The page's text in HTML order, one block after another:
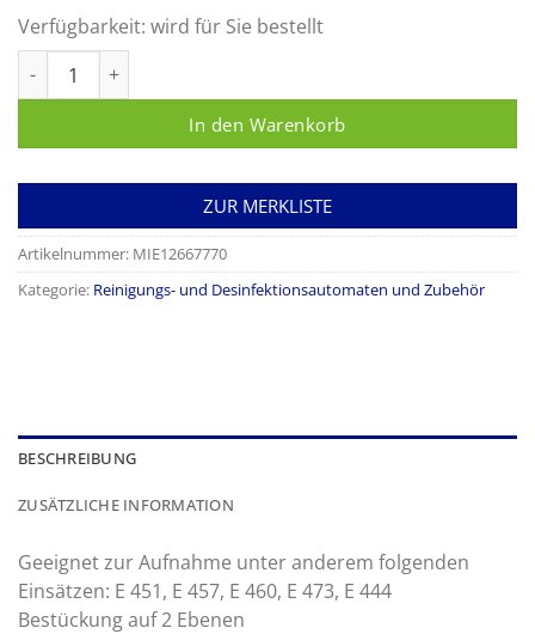
Verfügbarkeit: wird für Sie bestellt
In den Warenkorb
ZUR MERKLISTE
Artikelnummer: MIE12667770
Kategorie: Reinigungs- und Desinfektionsautomaten und Zubehör
BESCHREIBUNG
ZUSÄTZLICHE INFORMATION
Geeignet zur Aufnahme unter anderem folgenden
Einsätzen: E 451, E 457, E 460, E 473, E 444
Bestückung auf 2 Ebenen